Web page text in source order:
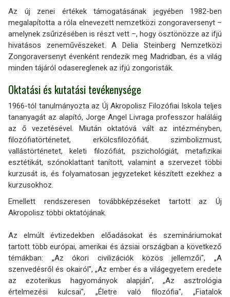
Az új zenei értékek támogatásának jegyében 1982-ben
megalapította a róla elnevezett nemzetközi zongoraversenyt –
amelynek zsűrizésében is részt vett –, hogy ösztönözze az ifjú
hivatásos zeneművészeket. A Delia Steinberg Nemzetközi
Zongoraversenyt évenként rendezik meg Madridban, és a világ
minden tájáról odasereglenek az ifjú zongoristák.
Oktatási és kutatási tevékenysége
1966-tól tanulmányozta az Új Akropolisz Filozófiai Iskola teljes
tananyagát az alapító, Jorge Angel Livraga professzor haláláig
az ő vezetésével. Miután oktatóvá vált az intézményben,
filozófiatörténetet, erkölcsfilozófiát, szimbolizmust,
vallástörténetet, keleti filozófiát, pszichológiát, metafizikai
esztétikát, szónoklattant tanított, valamint a szervezet többi
kurzusát is, és folyamatosan jegyzeteket készített ezekhez a
kurzusokhoz.
Emellett rendszeresen továbbképzéseket tartott az Új
Akropolisz többi oktatójának.
Az elmúlt évtizedekben előadásokat és szemináriumokat
tartott több európai, amerikai és ázsiai országban a következő
témákban: „Az ókori civilizációk közös jellemzői", „A
szenvedésről és okairól", „Az ember és a világegyetem eredete
az ezoterikus hagyományok alapján", „Az asztrológia
értelmezési kulcsai", „Életre való filozófia", „Fiatalok